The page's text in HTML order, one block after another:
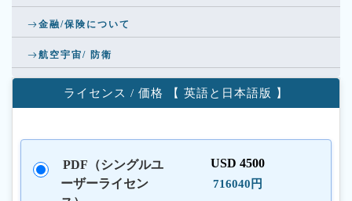
金融/保険について
航空宇宙/ 防衛
ライセンス / 価格 【 英語と日本語版 】
PDF（シングルユ
ーザーライセン
USD 4500
716040円